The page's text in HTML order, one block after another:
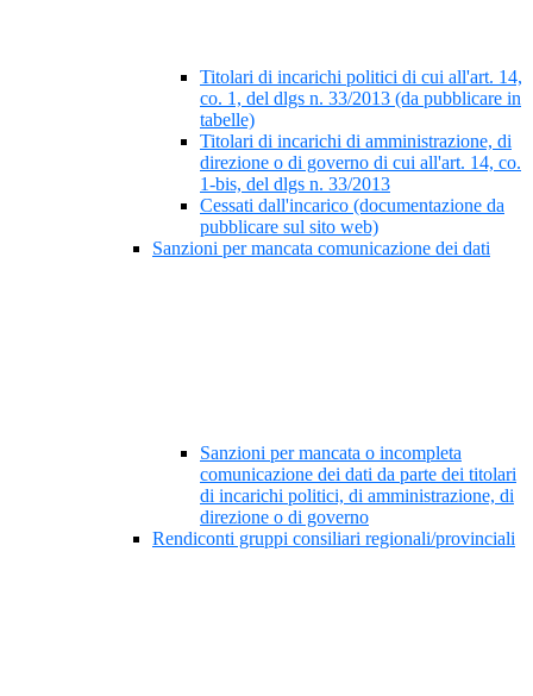
Titolari di incarichi politici di cui all'art. 14,
co. 1, del dlgs n. 33/2013 (da pubblicare in
tabelle)
Titolari di incarichi di amministrazione, di
direzione o di governo di cui all'art. 14, co.
1-bis, del dlgs n. 33/2013
Cessati dall'incarico (documentazione da
pubblicare sul sito web)
Sanzioni per mancata comunicazione dei dati
Sanzioni per mancata o incompleta
comunicazione dei dati da parte dei titolari
di incarichi politici, di amministrazione, di
direzione o di governo
Rendiconti gruppi consiliari regionali/provinciali